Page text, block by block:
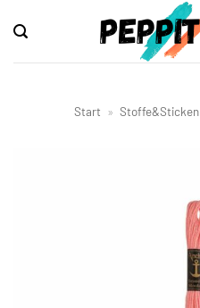
Inhalt
springen
Start » Stoffe&Sticken